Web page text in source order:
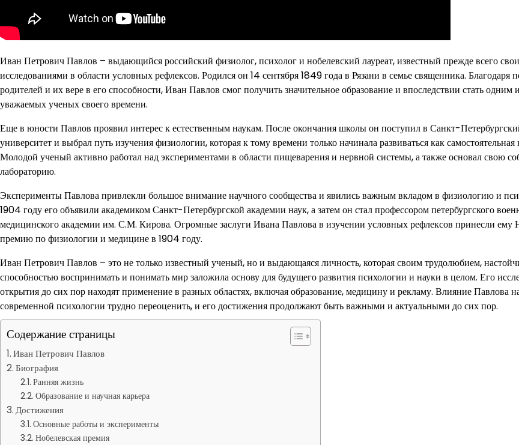
Иван Петрович Павлов – выдающийся российский физиолог, психолог и нобелевский лауреат, известный прежде всего
исследованиями в области условных рефлексов. Родился он 14 сентября 1849 года в Рязани в семье священника. Благодаря
родителей и их вере в его способности, Иван Павлов смог получить значительное образование и впоследствии стать одним
уважаемых ученых своего времени.
Еще в юности Павлов проявил интерес к естественным наукам. После окончания школы он поступил в Санкт-
университет и выбрал путь изучения физиологии, которая к тому времени только начинала развиваться как самостоятельная
Молодой ученый активно работал над экспериментами в области пищеварения и нервной системы, а также основал свою
лабораторию.
Эксперименты Павлова привлекли большое внимание научного сообщества и явились важным вкладом в физиологию и
1904 году его объявили академиком Санкт-Петербургской академии наук, а затем он стал профессором петербургского
медицинского академии им. С.М. Кирова. Огромные заслуги Ивана Павлова в изучении условных рефлексов принесли ему
премию по физиологии и медицине в 1904 году.
Иван Петрович Павлов – это не только известный ученый, но и выдающаяся личность, которая своим трудолюбием,
способностью воспринимать и понимать мир заложила основу для будущего развития психологии и науки в целом. Его
открытия до сих пор находят применение в разных областях, включая образование, медицину и рекламу. Влияние Павлова
современной психологии трудно переоценить, и его достижения продолжают быть важными и актуальными до сих пор.
Содержание страницы
Иван Петрович Павлов
Биография
Ранняя жизнь
Образование и научная карьера
Достижения
Основные работы и эксперименты
Нобелевская премия